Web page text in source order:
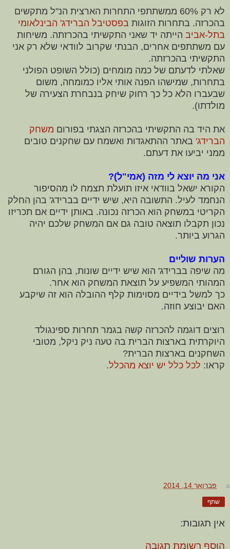
לא רק 60% ממשתתפי התחרות הארצית הנ"ל מתקשים
בהכרזה. בתחרות הזוגות בפסטיבל הברידג' הבינלאומי
בתל-אביב הייתה יד שאני התקשיתי בהכרזתה. משיחות
עם משתתפים אחרים, הבנתי שקרוב לוודאי שלא רק אני
התקשיתי בהכרזתה.
שאלתי לדעתם של כמה מומחים (כולל השופט הפולני
בתחרות, שמישהו הפנה אותי אליו כמומחה, משום
שבעברו הלא כל כך רחוק שיחק בנבחרת הצעירה של
מולדתו).
את היד בה התקשיתי בהכרזה הצגתי בפורום משחק
הברידג' באתר ההתאגדות ואשמח עם שחקנים טובים
ממני יביעו את דעתם.
אני מה יוצא לי מזה (אמי"ל)?
הקורא ישאל בוודאי איזו תועלת תצמח לו מהסיפור
הנחמד לעיל. התשובה היא, שיש ידיים בברידג' בהן החלק
הקריטי במשחק הוא הכרזה נכונה. באותן ידיים אם תכריזו
נכון תקבלו תוצאה טובה גם אם המשחק שלכם יהיה
הגרוע ביותר.
הערות שוליים
מה שיפה בברידג' הוא שיש ידיים שונות, בהן הגורם
המהותי המשפיע על תוצאת המשחק הוא אחר.
כך למשל בידיים מסוימות קלף ההובלה הוא זה שיקבע
האם יבוצע חוזה.
רוצים דוגמה להכרזה קשה בגמר תחרות ספינגולד
היוקרתית בארצות הברית בה טעה ניק ניקל, מטובי
השחקנים בארצות הברית?
קראו: לכל כלל יש יוצא מהכלל.
פברואר 14, 2014
שתף
אין תגובות:
הוסף רשומת תגובה